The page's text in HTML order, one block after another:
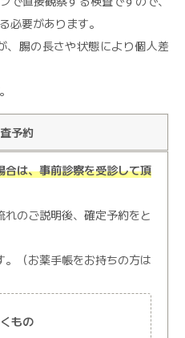
必要があります。
腸の長さや状態により個人差
予約
は、事前診察を受診して頂
のご説明後、確定予約をと
（お薬手帳をお持ちの方は
もの